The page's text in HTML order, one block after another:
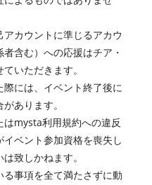
カウントに準じるアカウ
含む）への応援はチア・
いただきます。
には、イベント終了後に
あります。
mysta利用規約への違反
ベント参加資格を喪失し
致しかねます。
事項を全て満たさずに動